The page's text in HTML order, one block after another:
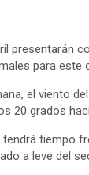
presentarán
para este
el viento
20 grados
tendrá tiempo
a leve del